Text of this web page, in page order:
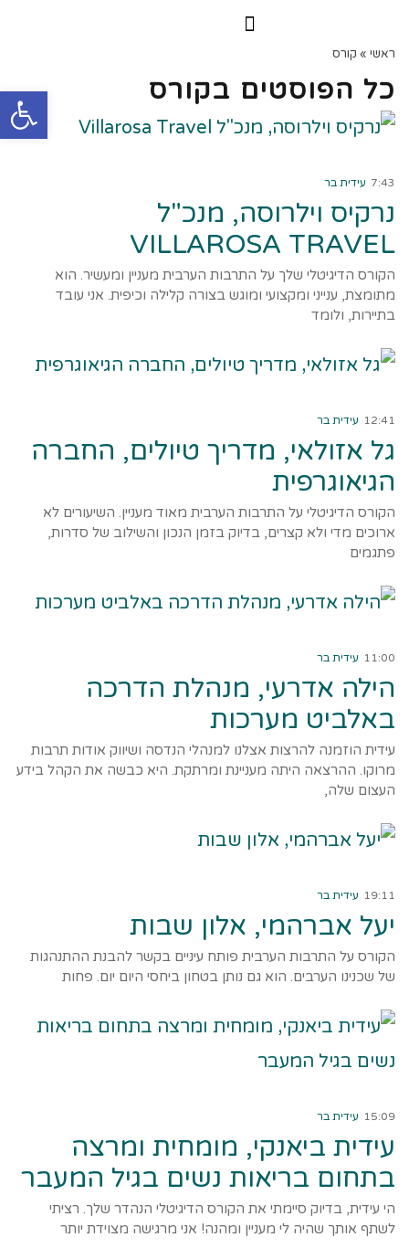
ראשי » קורס
כל הפוסטים בקורס
7:43 עידית בר
נרקיס וילרוסה, מנכ"ל
VILLAROSA TRAVEL
הקורס הדיגיטלי שלך על התרבות הערבית מעניין ומעשיר. הוא
מתומצת, ענייני ומקצועי ומוגש בצורה קלילה וכיפית. אני עובד
בתיירות, ולומד
12:41 עידית בר
גל אזולאי, מדריך טיולים, החברה
הגיאוגרפית
הקורס הדיגיטלי על התרבות הערבית מאוד מעניין. השיעורים לא
ארוכים מדי ולא קצרים, בדיוק בזמן הנכון והשילוב של סדרות,
פתגמים
11:00 עידית בר
הילה אדרעי, מנהלת הדרכה
באלביט מערכות
עידית הוזמנה להרצות אצלנו למנהלי הנדסה ושיווק אודות תרבות
מרוקו. ההרצאה היתה מעניינת ומרתקת. היא כבשה את הקהל בידע
העצום שלה,
19:11 עידית בר
יעל אברהמי, אלון שבות
הקורס על התרבות הערבית פותח עיניים בקשר להבנת ההתנהגות
של שכנינו הערבים. הוא גם נותן בטחון ביחסי היום יום. פחות
15:09 עידית בר
עידית ביאנקי, מומחית ומרצה
בתחום בריאות נשים בגיל המעבר
הי עידית, בדיוק סיימתי את הקורס הדיגיטלי הנהדר שלך. רציתי
לשתף אותך שהיה לי מעניין ומהנה! אני מרגישה מצוידת יותר